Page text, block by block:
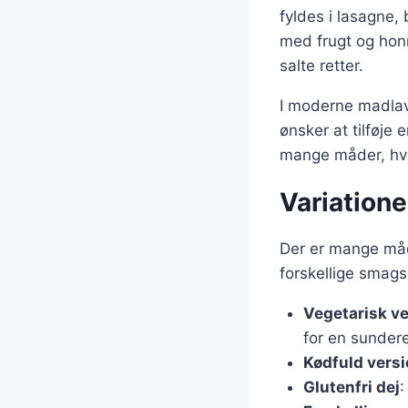
fyldes i lasagne,
med frugt og
salte retter.
I moderne
ønsker at tilføje
mange måder,
Der er mange
forskellige
Vegetarisk
for en
Kødfuld
Glutenfri dej